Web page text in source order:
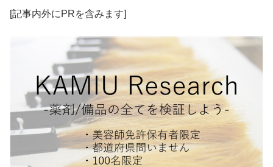
[記事内外にPRを含みます]